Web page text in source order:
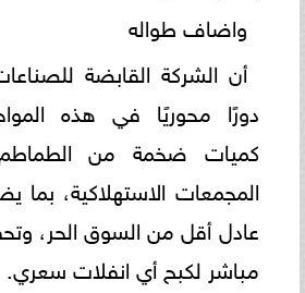
واضاف طواله
أن الشركة القابضة
دورًا محوريًا في هذه
كميات ضخمة من
المجمعات الاستهلاكية، بما
عادل أقل من السوق الحر،
مباشر لكبح أي انفلات سعري.